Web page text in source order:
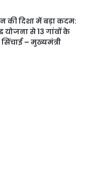
की दिशा में बड़ा कदम:
से 13 गांवों के
– मुख्यमंत्री